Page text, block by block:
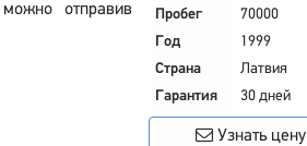
отправив
Пробег
70000
Год
1999
Страна
Латвия
Гарантия
30 дней
Узнать цену